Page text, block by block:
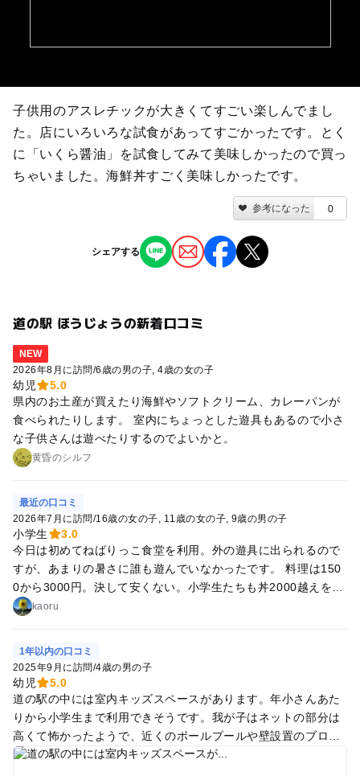
子供用のアスレチックが大きくてすごい楽しんでまし
た。店にいろいろな試食があってすごかったです。とく
に「いくら醤油」を試食してみて美味しかったので買っ
ちゃいました。海鮮丼すごく美味しかったです。
参考になった 0
シェアする
道の駅 ほうじょうの新着口コミ
NEW
2026年8月に訪問/6歳の男の子 4歳の女の子
幼児
5.0
県内のお土産が買えたり海鮮やソフトクリーム、カレーパンが
食べられたりします。 室内にちょっとした遊具もあるので小さ
な子供さんは遊べたりするのでよいかと。
黄昏のシルフ
最近の口コミ
2026年7月に訪問/16歳の女の子 11歳の女の子 9歳の男の子
小学生
3.0
今日は初めてねばりっこ食堂を利用。外の遊具に出られるので
すが、あまりの暑さに誰も遊んでいなかったです。 料理は150
0から3000円。決して安くない。小学生たちも丼2000越えをぺ
ろり。唐揚げは四つで800円くらい。さぁランチしましょうと
kaoru
1年以内の口コミ
2025年9月に訪問/4歳の男の子
幼児
5.0
道の駅の中には室内キッズスペースがあります。年小さんあた
りから小学生まで利用できそうです。我が子はネットの部分は
高くて怖かったようで、近くのボールプールや壁設置のブロッ
クなどをしていました！